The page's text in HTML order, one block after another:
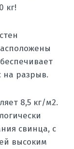
кг!
на разрыв.
8,5 кг/м2.
свинца, с
высоким